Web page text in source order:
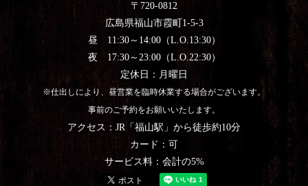
〒720-0812
広島県福山市霞町1-5-3
昼 11:30～14:00（L.O.13:30）
夜 17:30～23:00（L.O.22:30）
定休日：月曜日
※仕出しにより、昼営業を臨時休業する場合がございます。
事前のご予約をお願いいたします。
アクセス：JR「福山駅」から徒歩約10分
カード：可
サービス料：会計の5%